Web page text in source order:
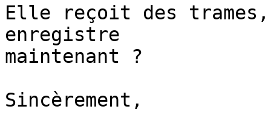
Elle reçoit des
enregistre
maintenant ?
Sincèrement,